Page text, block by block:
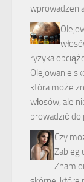
ryzyka
Olejowanie
która może
włosów, ale
prowadzić
Czy
Zabieg